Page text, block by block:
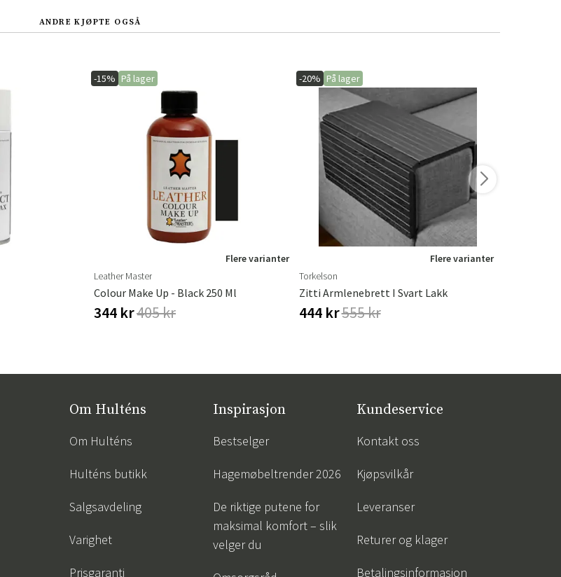
ANDRE KJØPTE OGSÅ
-15% På lager
Flere varianter
Leather Master
Colour Make Up - Black 250 Ml
344 kr405 kr
-20% På lager
Flere varianter
Torkelson
Zitti Armlenebrett I Svart Lakk
444 kr555 kr
Om Hulténs
Om Hulténs
Hulténs butikk
Salgsavdeling
Varighet
Prisgaranti
Inspirasjon
Bestselger
Hagemøbeltrender 2026
De riktige putene for
maksimal komfort – slik
velger du
Kundeservice
Kontakt oss
Kjøpsvilkår
Leveranser
Returer og klager
Betalingsinformasjon